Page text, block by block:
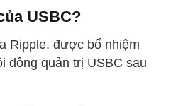
USBC?
Ripple, được bổ nhiệm
đồng quản trị USBC sau